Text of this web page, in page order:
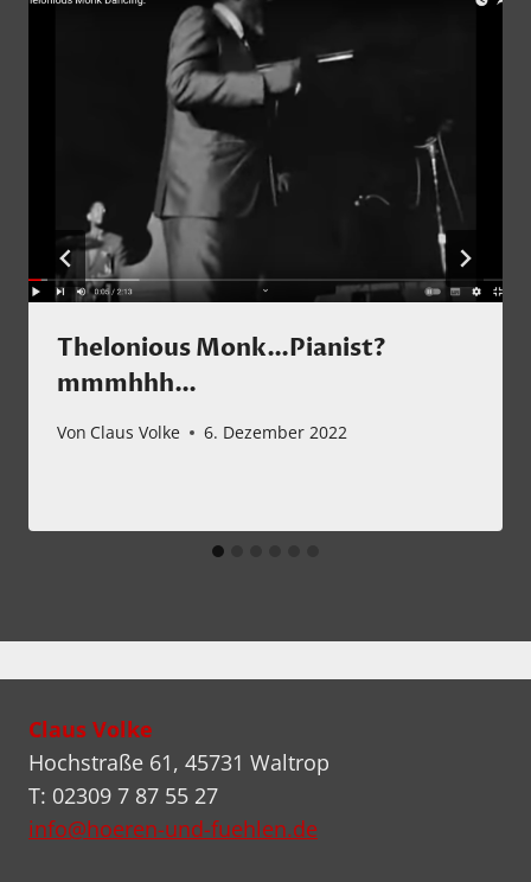
Thelonious Monk…Pianist?
mmmhhh…
Von Claus Volke 6. Dezember 2022
Claus Volke
Hochstraße 61, 45731 Waltrop
T: 02309 7 87 55 27
info@hoeren-und-fuehlen.de